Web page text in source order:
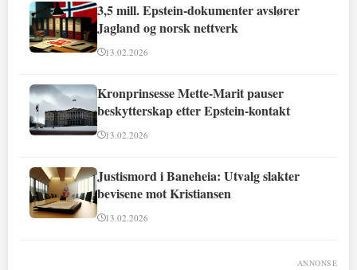
3,5 mill. Epstein-dokumenter avslører
Jagland og norsk nettverk
13.02.2026
Kronprinsesse Mette-Marit pauser
beskytterskap etter Epstein-kontakt
13.02.2026
Justismord i Baneheia: Utvalg slakter
bevisene mot Kristiansen
13.02.2026
ANNONSE